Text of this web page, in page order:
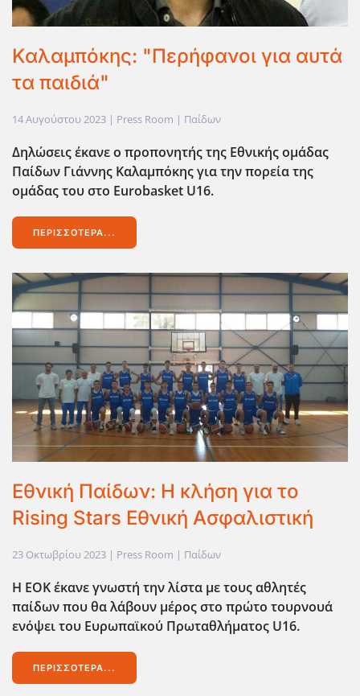
Καλαμπόκης: "Περήφανοι για αυτά
τα παιδιά"
14 Αυγούστου 2023 | Press Room | Παίδων
Δηλώσεις έκανε ο προπονητής της Εθνικής ομάδας
Παίδων Γιάννης Καλαμπόκης για την πορεία της
ομάδας του στο Eurobasket U16.
ΠΕΡΙΣΣΌΤΕΡΑ...
Εθνική Παίδων: Η κλήση για το
Rising Stars Εθνική Ασφαλιστική
23 Οκτωβρίου 2023 | Press Room | Παίδων
Η ΕΟΚ έκανε γνωστή την λίστα με τους αθλητές
παίδων που θα λάβουν μέρος στο πρώτο τουρνουά
ενόψει του Ευρωπαϊκού Πρωταθλήματος U16.
ΠΕΡΙΣΣΌΤΕΡΑ...